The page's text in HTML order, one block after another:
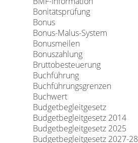
Bonitätsprüfung
Bonus
Bonus-Malus-System
Bonusmeilen
Bonuszahlung
Bruttobesteuerung
Buchführung
Buchführungsgrenzen
Buchwert
Budgetbegleitgesetz
Budgetbegleitgesetz 2014
Budgetbegleitgesetz 2025
Budgetbegleitgesetz 2027-28